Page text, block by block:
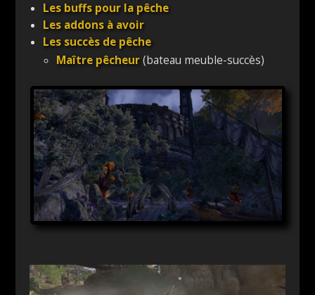
Les buffs pour la pêche
Les addons à avoir
Les succès de pêche
Maître pêcheur(bateau meuble-succès)